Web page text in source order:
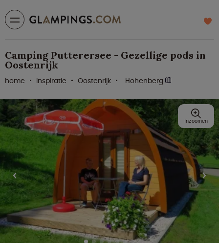
Camping Putterersee - Gezellige pods in
Oostenrijk
home inspiratie Oostenrijk Hohenberg
Inzoomen